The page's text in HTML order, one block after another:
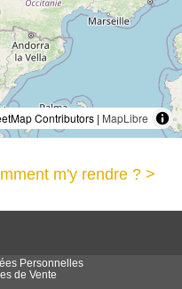
Contributors | MapLibre
m'y rendre ? >
Personnelles
de Vente